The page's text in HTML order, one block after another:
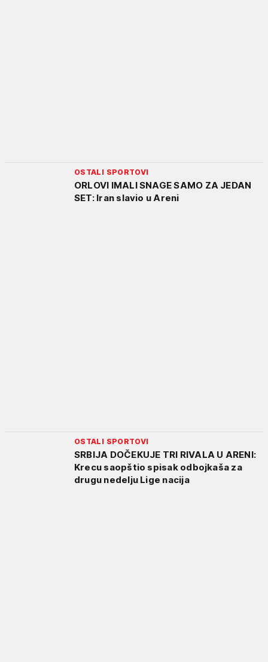
OSTALI SPORTOVI
ORLOVI IMALI SNAGE SAMO ZA JEDAN
SET: Iran slavio u Areni
OSTALI SPORTOVI
SRBIJA DOČEKUJE TRI RIVALA U ARENI:
Krecu saopštio spisak odbojkaša za
drugu nedelju Lige nacija